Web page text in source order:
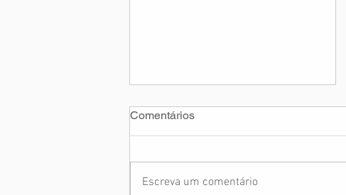
Comentários
Escreva um comentário